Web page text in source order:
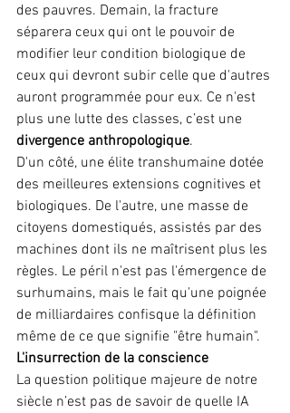
des pauvres. Demain, la fracture
séparera ceux qui ont le pouvoir de
modifier leur condition biologique de
ceux qui devront subir celle que d'autres
auront programmée pour eux. Ce n'est
plus une lutte des classes, c’est une
divergence anthropologique.
D'un côté, une élite transhumaine dotée
des meilleures extensions cognitives et
biologiques. De l'autre, une masse de
citoyens domestiqués, assistés par des
machines dont ils ne maîtrisent plus les
règles. Le péril n'est pas l'émergence de
surhumains, mais le fait qu'une poignée
de milliardaires confisque la définition
même de ce que signifie "être humain".
L'insurrection de la conscience
La question politique majeure de notre
siècle n’est pas de savoir de quelle IA